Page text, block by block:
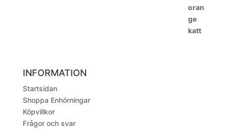
INFORMATION
Startsidan
Shoppa Enhörningar
Köpvillkor
Frågor och svar